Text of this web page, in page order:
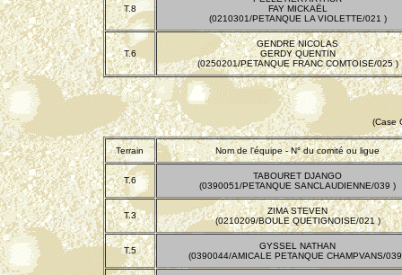
T.8
FAY MICKAËL
(0210301/PETANQUE LA VIOLETTE/021 )
T.6
GENDRE NICOLAS
GERDY QUENTIN
(0250201/PETANQUE FRANC COMTOISE/025 )
(Case
Terrain Nom de l'équipe - N° du comité ou ligue
T.6
TABOURET DJANGO
(0390051/PETANQUE SANCLAUDIENNE/039 )
T.3
ZIMA STEVEN
(0210209/BOULE QUETIGNOISE/021 )
T.5
GYSSEL NATHAN
(0390044/AMICALE PETANQUE CHAMPVANS/